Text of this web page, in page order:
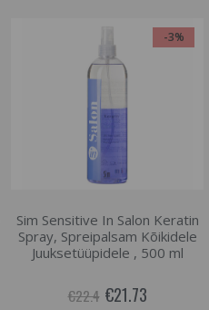
-3%
Sim Sensitive In Salon Keratin
Spray, Spreipalsam Kõikidele
Juuksetüüpidele , 500 ml
€22.4 €21.73